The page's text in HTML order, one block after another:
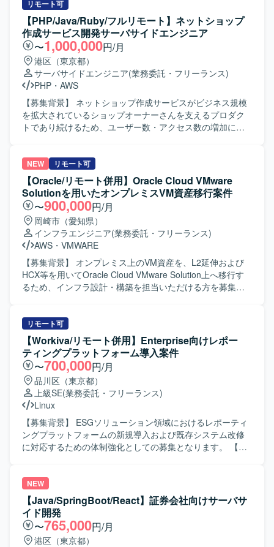
を行います。既存機能改修、新機能開発、性能改善、PHP
バージョンアップに伴うリファクタリング、AWS環境への
移行を行います。 【求める人物像】 仕様が固まりきってい
ない状態でも不足を洗い出し、関係者と合意形成を進めら
れる方を求めます。根拠を持って判断・提案し、主体的に
課題解決へ取り組める方を歓迎します。 【ポジションの魅
力】 大規模ECサービスにおいて、企画から設計、開発まで
幅広く経験を積めます。 【開発環境】 Linux（CentOS）、
Apache、MySQL 8系、PHP 5.6・8.5を使用します。一部
AWSを含むハイブリッド構成です。
リモート可
【PHP/Java/Ruby/フルリモート】ネットショップ
作成サービス開発サーバサイドエンジニア
〜1,000,000円/月
港区（東京都）
サーバサイドエンジニア(業務委託・フリーランス)
PHP ・ AWS
【募集背景】 ネットショップ作成サービスがビジネス規模
を拡大されているショップオーナーさんを支えるプロダク
トであり続けるため、ユーザー数・アクセス数の増加に対
要があることから募集を行っております。 【作業内容】 開
発プロジェクトにおけるアプリケーション開発をご担当い
ただきます。機能開発における設計から実装、リリースま
でを一気通貫で対応していただき、バックエンドの開発を
中心に、興味やご経験に応じてフロントエンド開発もお任
せいたします。ユーザーからのフィードバックに基づく改
善、本番エラーの監視と改善、日常的なリファクタリン
グ、クラウドサービスの活用やコンテナ化など技術ドリブ
ンな開発環境の改善にも取り組んでいただきます。 【求め
る人物像】 ユーザーのためにこだわりを貫けるマインドを
お持ちで、定められた行動指針に沿った志向性をお持ちの
方、インターネットやWebサービスへの強い興味・関心を
お持ちの方、オーナーシップを持って課題に取り組み自ら
プロダクトを良くしていくために動ける方を歓迎いたしま
す。常に変わっていく状況を楽しみ、変化に柔軟に対応で
きる方、ショップの成長や成功、メンバーの成長や成功も
喜べる方にご活躍いただけるポジションです。 【ポジショ
ンの魅力】 成長を続けるネットショップ作成サービスの開
発に携わりながら、トラフィック増加や多様なニーズへの
対応といったスケールや複雑性の高い課題に取り組むこと
ができます。既存コードの改善と新機能開発を両立しつ
つ、最新の技術トレンドを意識した開発を行うことで、サ
がらプロダクトの価値向上に直接貢献していただけます。
【開発環境】 クラウドサービスの活用やコンテナ化などを
通じて、技術ドリブンな開発環境の改善に取り組んでおり
ます。
NEW リモート可
【Oracle/リモート併用】Oracle Cloud VMware
Solutionを用いたオンプレミスVM資産移行案件
〜900,000円/月
岡崎市（愛知県）
インフラエンジニア(業務委託・フリーランス)
AWS ・ VMWARE
【募集背景】 オンプレミス上のVM資産を、L2延伸および
HCX等を用いてOracle Cloud VMware Solution上へ移行す
るため、インフラ設計・構築を担当いただける方を募集し
物像】 Oracle Cloudおよびオンプレミス環境のサーバ・ネ
ットワークに関する知見を活かし、移行作業を主体的に推
進できる方を求めています。 【ポジションの魅力】 Oracle
Cloud VMware Solutionを活用したクラウド移行に携わり、
OCI環境構築からデータ移行、運用設計まで一連の経験を積
めます。 【開発環境】 Oracle Cloud
Infrastructure（OCI）、Oracle Cloud VMware
Solution（OCVS）、HCXを使用します。
リモート可
【Workiva/リモート併用】Enterprise向けレポー
ティングプラットフォーム導入案件
〜700,000円/月
品川区（東京都）
上級SE(業務委託・フリーランス)
Linux
【募集背景】 ESGソリューション領域におけるレポーティ
ングプラットフォームの新規導入および既存システム改修
に対応するための体制強化としての募集となります。 【作
す。類似システムを参考にした詳細設計・機能設計、詳細
設計書の作成、ローコード／ノーコードによる開発、単体
テスト仕様書作成、単体テスト実施をご担当いただきま
す。案件状況に応じて基本設計やシステムテスト支援を行
っていただく場合もあります。 【求める人物像】 顧客との
打合せに支障のないコミュニケーション能力を有し、ビジ
NEW
【Java/SpringBoot/React】証券会社向けサーバサ
イド開発
〜765,000円/月
港区（東京都）